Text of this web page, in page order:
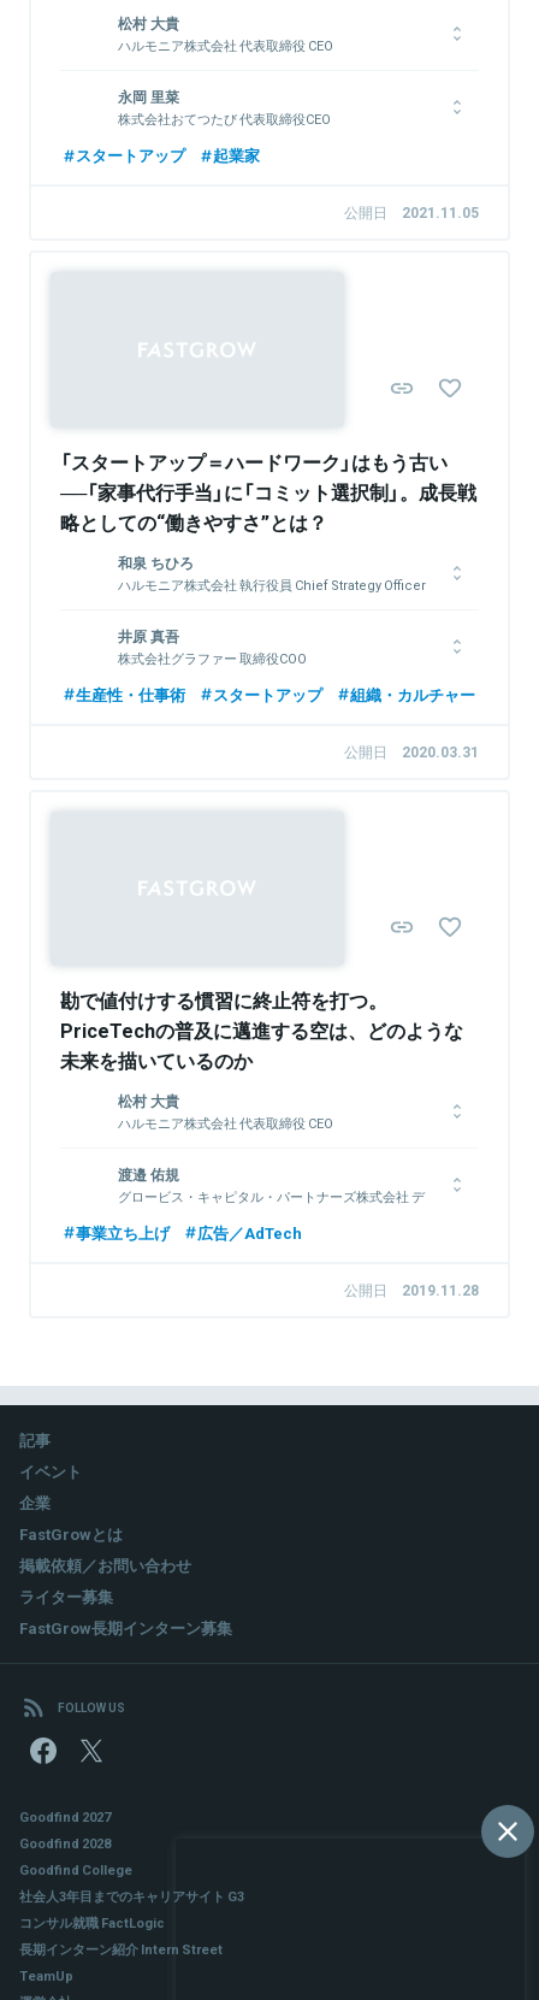
松村 大貴
ハルモニア株式会社 代表取締役 CEO
フー株式会社に入社し、アドテク事業に従事。CSRやブランデ
ィング等を経験して退社後、2015年に株式会社空を創業。2016
年にデータの取り込み・分析・価格決定を高速化するダイナミッ
クプライシングシステム「MagicPrice」の提供を開始。宿泊や交
経済合理性とサステナビリティ向上が両立する世界を作ることが
永岡 里菜
株式会社おてつたび 代表取締役CEO
1990年生まれ。三重県尾鷲市出身。千葉大学卒業後、PR・プロ
く、2018年7月株式会社おてつたびを創業し、地域と若者をマッ
スタートアップ 起業家
公開日 2021.11.05
「スタートアップ＝ハードワーク」はもう古い
──「家事代行手当」に「コミット選択制」。成長戦
略としての“働きやすさ”とは？
和泉 ちひろ
ハルモニア株式会社 執行役員 Chief Strategy Officer
究所コンサルティング事業本部に入社。金融機関や官公庁に対す
るコンサルティング業務を経て、2011年より、データ分析に基
づき広告効果を測定、可視化し広告戦略立案までを行う社内新規
事業「Insight Signal」の立ち上げに従事。2018年、株式会社空に
井原 真吾
株式会社グラファー 取締役COO
慶應義塾大学法学部政治学科卒業。学生時代はドキュメンタリー
構築・プロジェクトマネジメントなどの経験を経て、「Airレジ」
ン全般やビジネス開発業務を担う。
生産性・仕事術 スタートアップ 組織・カルチャー
公開日 2020.03.31
勘で値付けする慣習に終止符を打つ。
PriceTechの普及に邁進する空は、どのような
未来を描いているのか
松村 大貴
ハルモニア株式会社 代表取締役 CEO
フー株式会社に入社し、アドテク事業に従事。CSRやブランデ
ィング等を経験して退社後、2015年に株式会社空を創業。2016
年にデータの取り込み・分析・価格決定を高速化するダイナミッ
クプライシングシステム「MagicPrice」の提供を開始。宿泊や交
経済合理性とサステナビリティ向上が両立する世界を作ることが
渡邉 佑規
グロービス・キャピタル・パートナーズ株式会社 デ
三井住友銀行にて上場企業を含む中堅企業への融資および金融商
投資）およびSMBCベンチャーキャピタルに出向し、一貫してベ
事業立ち上げ 広告／AdTech
公開日 2019.11.28
記事
イベント
企業
FastGrowとは
掲載依頼／お問い合わせ
ライター募集
FastGrow長期インターン募集
FOLLOW US
Goodfind 2027
Goodfind 2028
Goodfind College
社会人3年目までのキャリアサイト G3
コンサル就職 FactLogic
長期インターン紹介 Intern Street
TeamUp